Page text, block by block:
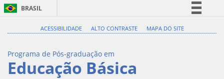
BRASIL
Acesso à informação
ACESSIBILIDADE ALTO CONTRASTE MAPA DO SITE
Programa de Pós-graduação em
Educação Básica